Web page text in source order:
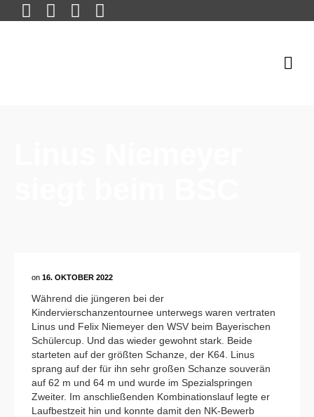
on 16. OKTOBER 2022
Während die jüngeren bei der
Kindervierschanzentournee unterwegs waren vertraten
Linus und Felix Niemeyer den WSV beim Bayerischen
Schülercup. Und das wieder gewohnt stark. Beide
starteten auf der größten Schanze, der K64. Linus
sprang auf der für ihn sehr großen Schanze souverän
auf 62 m und 64 m und wurde im Spezialspringen
Zweiter. Im anschließenden Kombinationslauf legte er
Laufbestzeit hin und konnte damit den NK-Bewerb